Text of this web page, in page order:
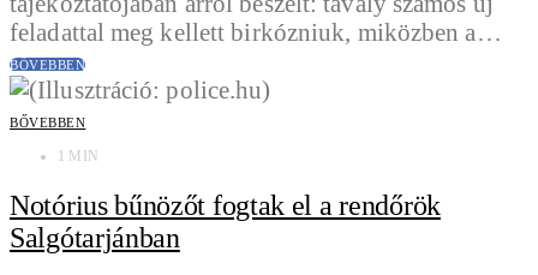
feladattal meg kellett birkózniuk, miközben a…
BŐVEBBEN
BŐVEBBEN
1 MIN
Notórius bűnözőt fogtak el a rendőrök
Salgótarjánban